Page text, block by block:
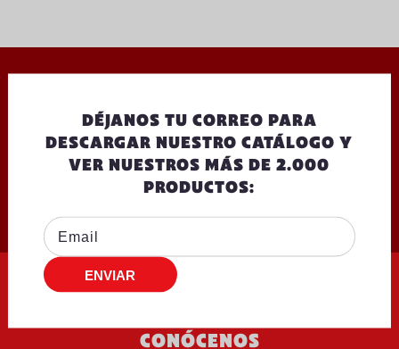
CONÓCENOS
DÉJANOS TU CORREO PARA
DESCARGAR NUESTRO CATÁLOGO Y
VER NUESTROS MÁS DE 2.000
PRODUCTOS: